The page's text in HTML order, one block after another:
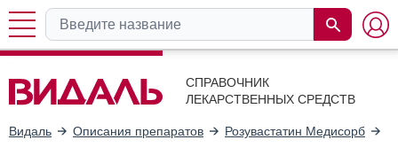
СПРАВОЧНИК
ЛЕКАРСТВЕННЫХ СРЕДСТВ
Видаль Описания препаратов Розувастатин Медисорб